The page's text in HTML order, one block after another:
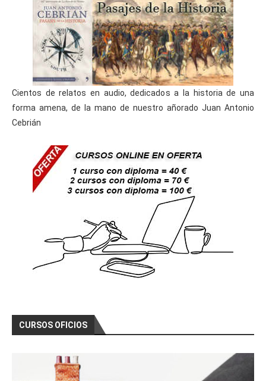
Cientos de relatos en audio, dedicados a la historia de una
forma amena, de la mano de nuestro añorado Juan Antonio
Cebrián
CURSOS OFICIOS